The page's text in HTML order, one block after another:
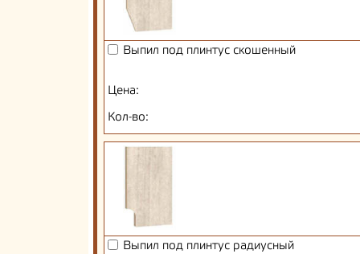
Выпил под плинтус скошенный
Цена:
Кол-во:
Выпил под плинтус радиусный